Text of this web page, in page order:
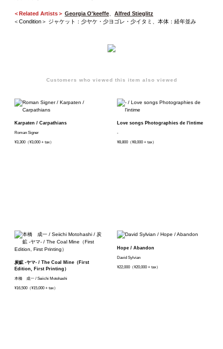
＜Related Artists＞ Georgia O'keeffe、 Alfred Stieglitz
＜Condition＞ ジャケット：少ヤケ・少ヨゴレ・少イタミ、本体：経年並み
Customers who viewed this item also viewed
Karpaten / Carpathians
Roman Signer
¥3,300（¥3,000 + tax）
Love songs Photographies de l'intime
-
¥8,800（¥8,000 + tax）
炭鉱 -ヤマ- / The Coal Mine（First
Edition, First Printing）
本橋 成一 / Seiichi Motohashi
¥16,500（¥15,000 + tax）
Hope / Abandon
David Sylvian
¥22,000（¥20,000 + tax）